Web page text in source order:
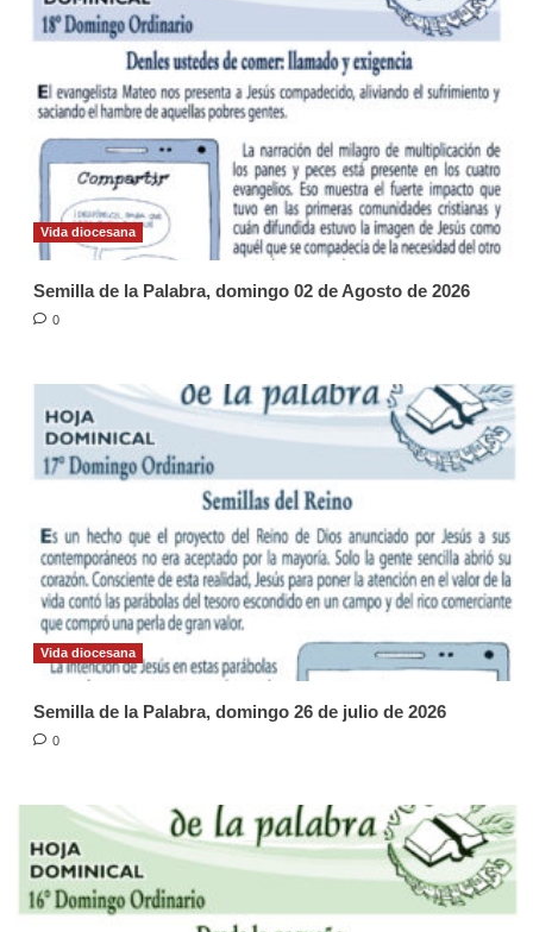
Vida diocesana
Semilla de la Palabra, domingo 02 de Agosto de 2026
0
Vida diocesana
Semilla de la Palabra, domingo 26 de julio de 2026
0